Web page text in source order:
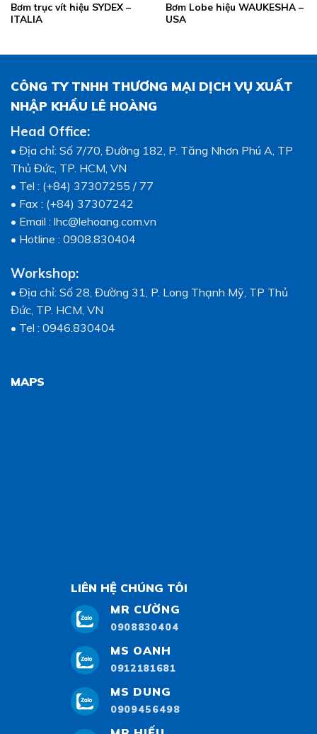
Bơm trục vít hiệu SYDEX –
ITALIA
Bơm Lobe hiệu WAUKESHA –
USA
CÔNG TY TNHH THƯƠNG MẠI DỊCH VỤ XUẤT
NHẬP KHẨU LÊ HOÀNG
Head Office:
• Địa chỉ: Số 7/70, Đường 182, P. Tăng Nhơn Phú A, TP
Thủ Đức, TP. HCM, VN
• Tel : (+84) 37307255 / 77
• Fax : (+84) 37307242
• Email : lhc@lehoang.com.vn
• Hotline : 0908.830404
Workshop:
• Địa chỉ: Số 28, Đường 31, P. Long Thạnh Mỹ, TP Thủ
Đức, TP. HCM, VN
• Tel : 0946.830404
MAPS
LIÊN HỆ CHÚNG TÔI
MR CƯỜNG
0908830404
MS OANH
0912181681
MS DUNG
0909456498